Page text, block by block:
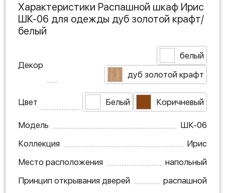
Характеристики Распашной шкаф Ирис
ШК-06 для одежды дуб золотой крафт/
белый
Декор
белый
дуб золотой крафт
Цвет Белый Коричневый
Модель
ШК-06
Коллекция
Ирис
Место расположения
напольный
Принцип открывания дверей
распашной